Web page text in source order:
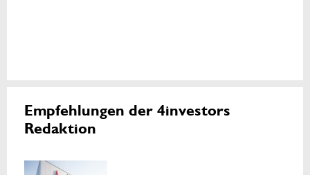
Empfehlungen der 4investors
Redaktion